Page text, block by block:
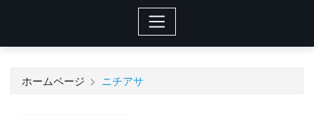
ホームページ ニチアサ